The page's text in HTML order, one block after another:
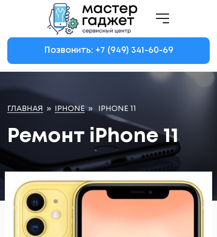
Позвонить: +7 (949) 341-60-69
ГЛАВНАЯ » IPHONE » IPHONE 11
Ремонт iPhone 11